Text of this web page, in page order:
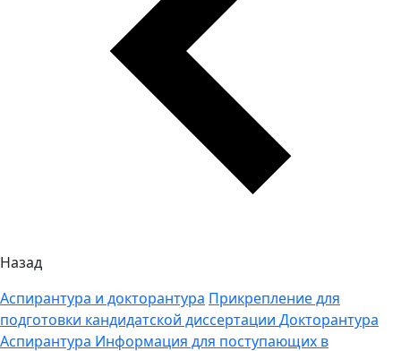
Назад
Аспирантура и докторантура Прикрепление для
подготовки кандидатской диссертации Докторантура
Аспирантура Информация для поступающих в